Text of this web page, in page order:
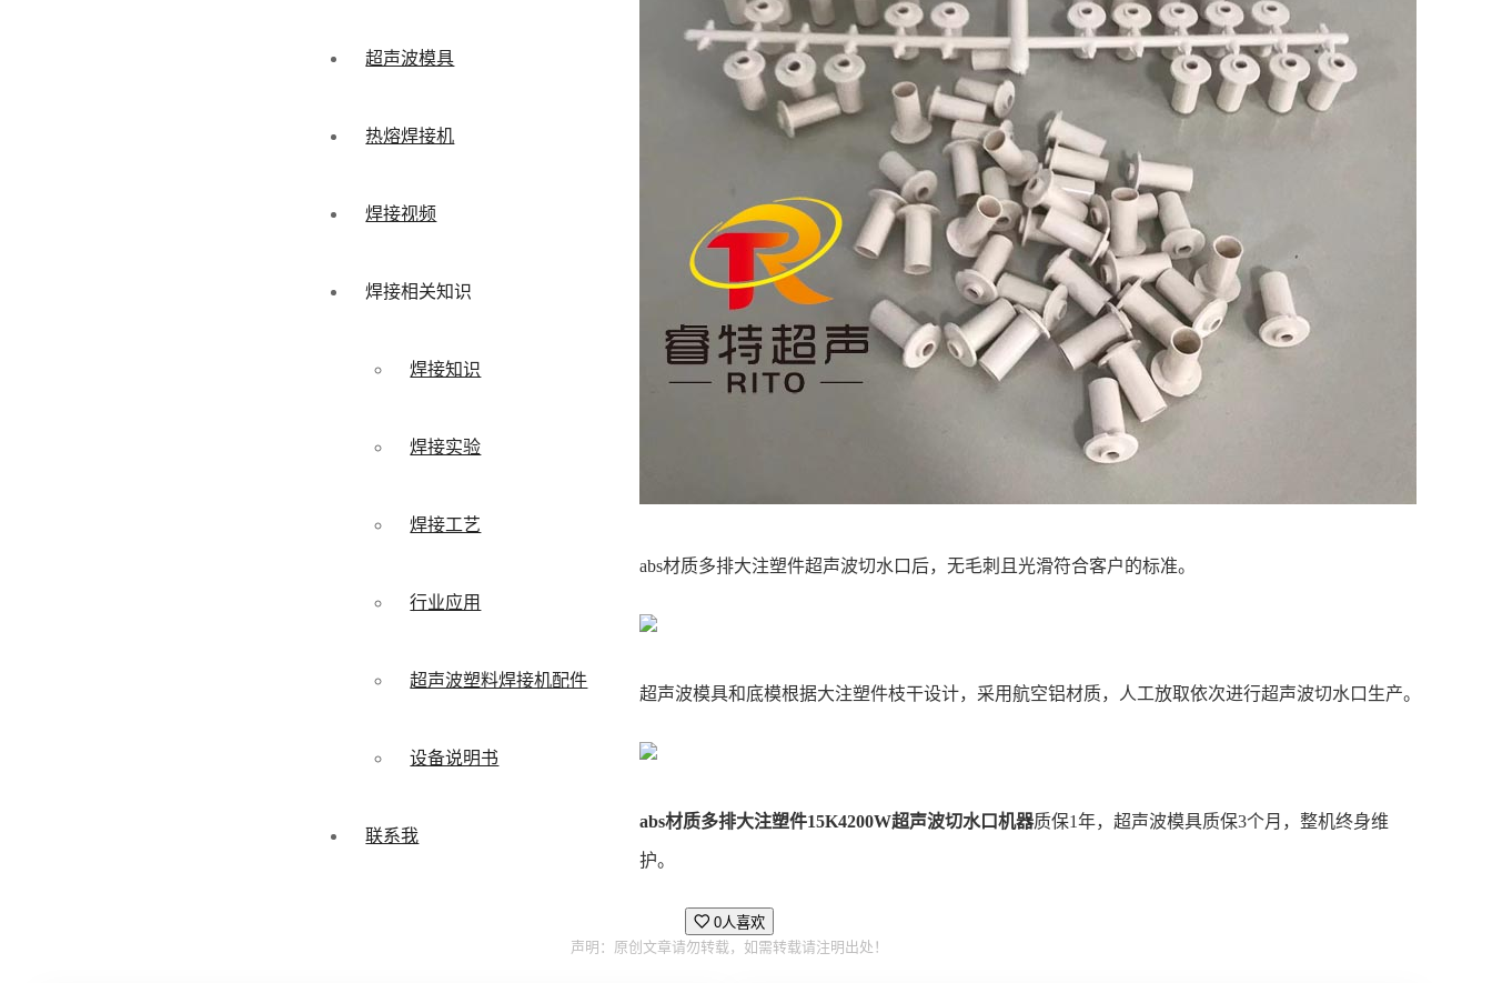
超声波模具
热熔焊接机
焊接视频
焊接相关知识
焊接知识
焊接实验
焊接工艺
行业应用
超声波塑料焊接机配件
设备说明书
联系我
abs材质多排大注塑件超声波切水口后，无毛刺且光滑符合客户的标准。
超声波模具和底模根据大注塑件枝干设计，采用航空铝材质，人工放取依次进行超声波切水口生产。
abs材质多排大注塑件15K4200W超声波切水口机器质保1年，超声波模具质保3个月，整机终身维
护。
0人喜欢
声明：原创文章请勿转载，如需转载请注明出处！